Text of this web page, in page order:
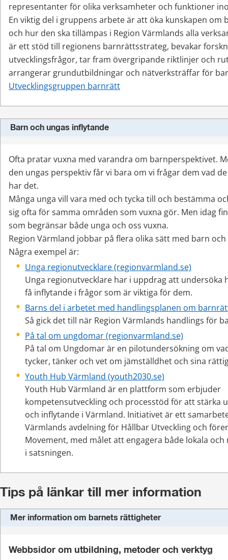
representanter för olika verksamheter och funktioner
En viktig del i gruppens arbete är att öka kunskapen om
och hur den ska tillämpas i Region Värmlands alla
är ett stöd till regionens barnrättsstrateg, bevakar
utvecklingsfrågor, tar fram övergripande riktlinjer och
arrangerar grundutbildningar och nätverksträffar för
Utvecklingsgruppen barnrätt
Barn och ungas inflytande
Ofta pratar vuxna med varandra om barnperspektivet.
den ungas perspektiv får vi bara om vi frågar dem vad
har det.
Många unga vill vara med och tycka till och bestämma
sig ofta för samma områden som vuxna gör. Men idag
som begränsar både unga och oss vuxna.
Region Värmland jobbar på flera olika sätt med barn
Några exempel är:
Unga regionutvecklare (regionvarmland.se)
Unga regionutvecklare har i uppdrag att undersöka
få inflytande i frågor som är viktiga för dem.
Barns del i arbetet med handlingsplanen om
Så gick det till när Region Värmlands handlings för
På tal om ungdomar (regionvarmland.se)
På tal om Ungdomar är en pilotundersökning om
tycker, tänker och vet om jämställdhet och sina
Youth Hub Värmland (youth2030.se)
Youth Hub Värmland är en plattform som erbjuder
kompetensutveckling och processtöd för att stärka
och inflytande i Värmland. Initiativet är ett
Värmlands avdelning för Hållbar Utveckling och
Movement, med målet att engagera både lokala
i satsningen.
Tips på länkar till mer information
Mer information om barnets rättigheter
Webbsidor om utbildning, metoder och verktyg